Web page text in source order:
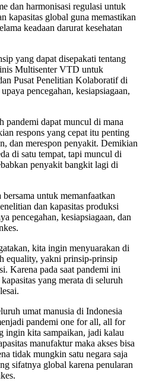
dan harmonisasi regulasi untuk
kapasitas global guna memastikan
keadaan darurat kesehatan
yang dapat disepakati tentang
Multisenter VTD untuk
Pusat Penelitian Kolaboratif di
pencegahan, kesiapsiagaan,
pandemi dapat muncul di mana
respons yang cepat itu penting
dan merespon penyakit. Demikian
di satu tempat, tapi muncul di
penyakit bangkit lagi di
untuk memanfaatkan
dan kapasitas produksi
pencegahan, kesiapsiagaan, dan
kita ingin menyuarakan di
equality, yakni prinsip-prinsip
Karena pada saat pandemi ini
yang merata di seluruh
umat manusia di Indonesia
pandemi one for all, all for
ingin kita sampaikan, jadi kalau
manufaktur maka akses bisa
tidak mungkin satu negara saja
sifatnya global karena penularan